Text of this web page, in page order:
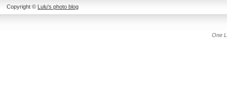
Copyright © Lulu's photo blog
One